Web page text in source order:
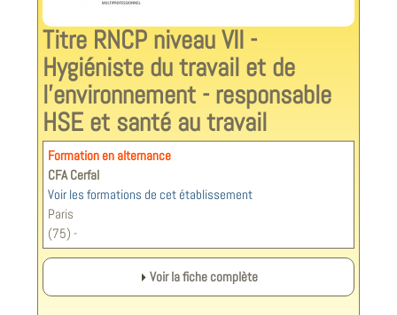
Titre RNCP niveau VII -
Hygiéniste du travail et de
l'environnement - responsable
HSE et santé au travail
Formation en alternance
CFA Cerfal
Voir les formations de cet établissement
Paris
(75) -
Voir la fiche complète